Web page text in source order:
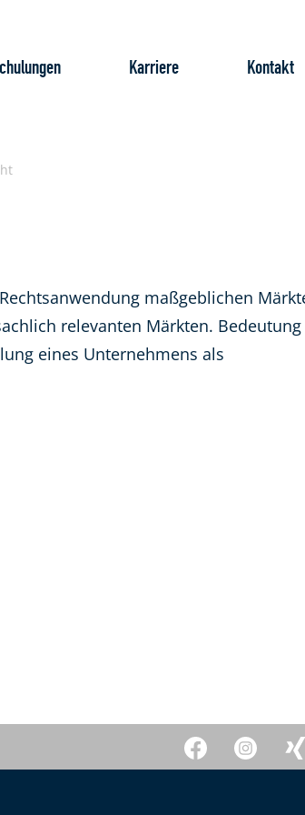
Karriere Kontakt
maßgeblichen
relevanten Märkten.
eines Unternehmens als